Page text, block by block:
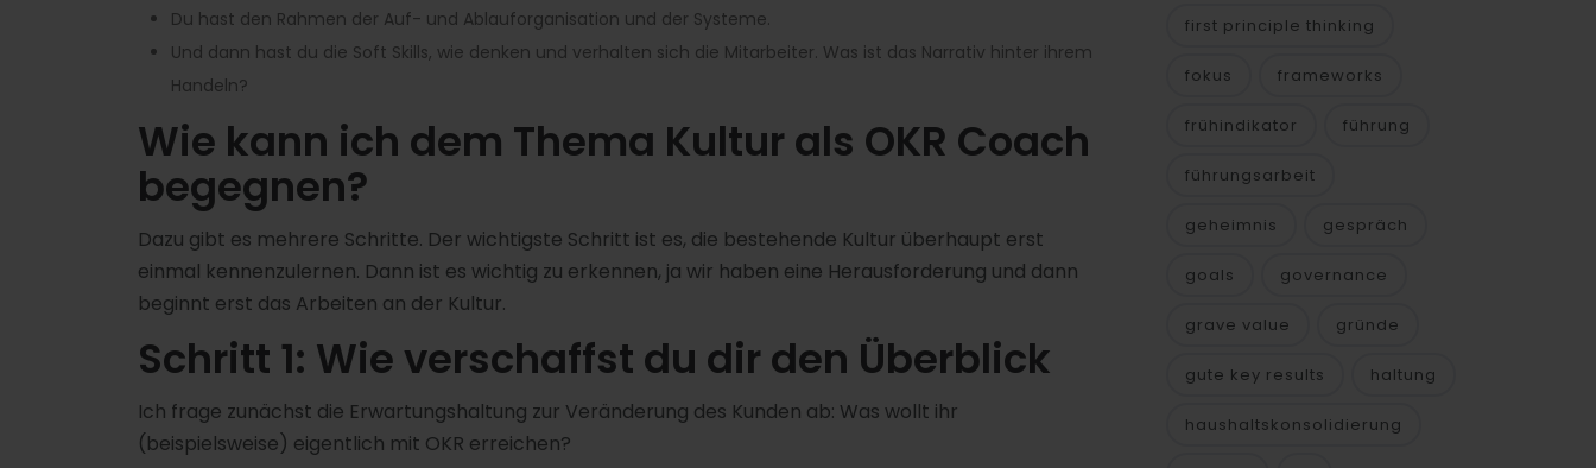
Du hast den Rahmen der Auf- und Ablauforganisation und der Systeme.
Und dann hast du die Soft Skills, wie denken und verhalten sich die Mitarbeiter. Was ist das Narrativ hinter ihrem
Handeln?
Wie kann ich dem Thema Kultur als OKR Coach
begegnen?
Dazu gibt es mehrere Schritte. Der wichtigste Schritt ist es, die bestehende Kultur überhaupt erst
einmal kennenzulernen. Dann ist es wichtig zu erkennen, ja wir haben eine Herausforderung und dann
beginnt erst das Arbeiten an der Kultur.
Schritt 1: Wie verschaffst du dir den Überblick
Ich frage zunächst die Erwartungshaltung zur Veränderung des Kunden ab: Was wollt ihr
(beispielsweise) eigentlich mit OKR erreichen?
first principle thinking
fokus frameworks
frühindikator führung
führungsarbeit
geheimnis gespräch
goals governance
grave value gründe
gute key results haltung
haushaltskonsolidierung